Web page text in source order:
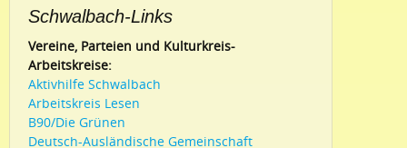
Schwalbach-Links
Vereine, Parteien und Kulturkreis-
Arbeitskreise:
Aktivhilfe Schwalbach
Arbeitskreis Lesen
B90/Die Grünen
Deutsch-Ausländische Gemeinschaft